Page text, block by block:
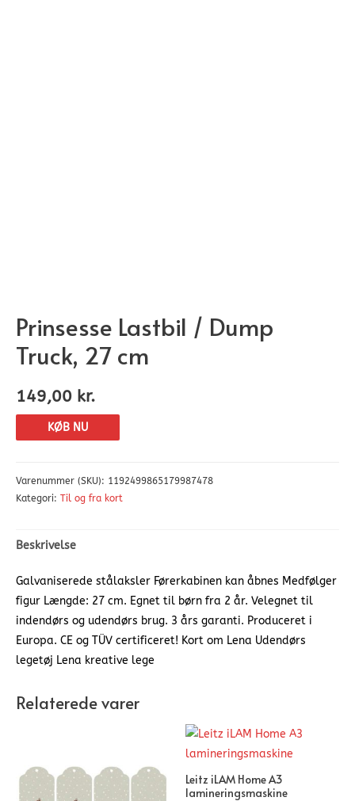
Prinsesse Lastbil / Dump
Truck, 27 cm
149,00 kr.
KØB NU
Varenummer (SKU): 1192499865179987478
Kategori: Til og fra kort
Beskrivelse
Galvaniserede stålaksler Førerkabinen kan åbnes Medfølger
figur Længde: 27 cm. Egnet til børn fra 2 år. Velegnet til
indendørs og udendørs brug. 3 års garanti. Produceret i
Europa. CE og TÜV certificeret! Kort om Lena Udendørs
legetøj Lena kreative lege
Relaterede varer
Leitz iLAM Home A3
lamineringsmaskine